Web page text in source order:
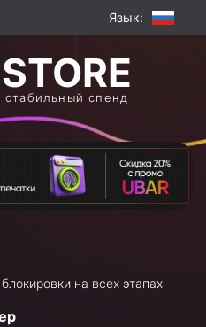
Язык:
спенд
на всех этапах